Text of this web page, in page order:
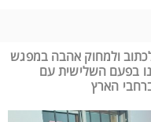
ולמחוק אהבה במפגש
בפעם השלישית עם
הארץ